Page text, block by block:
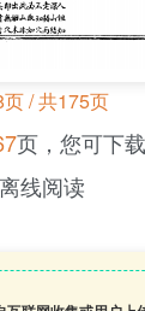
/ 共175页
页，您可下
离线阅读